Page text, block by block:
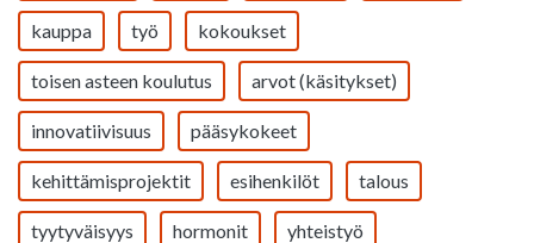
kauppa työ kokoukset
toisen asteen koulutus arvot (käsitykset)
innovatiivisuus pääsykokeet
kehittämisprojektit esihenkilöt talous
tyytyväisyys hormonit yhteistyö